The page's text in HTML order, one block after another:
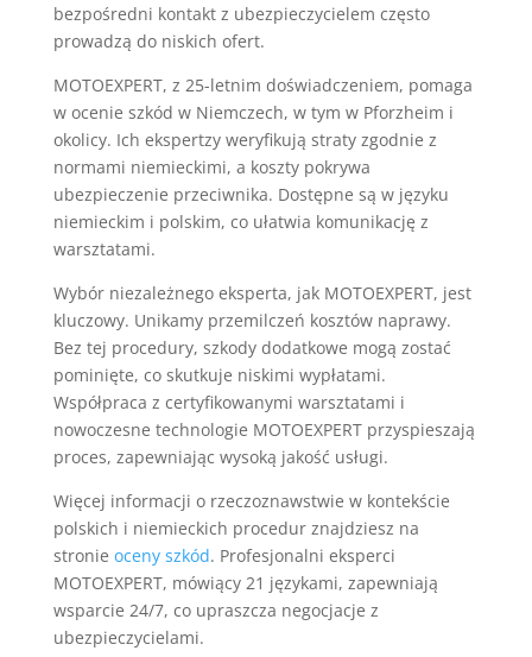
bezpośredni kontakt z ubezpieczycielem często
prowadzą do niskich ofert.
MOTOEXPERT, z 25-letnim doświadczeniem, pomaga
w ocenie szkód w Niemczech, w tym w Pforzheim i
okolicy. Ich ekspertzy weryfikują straty zgodnie z
normami niemieckimi, a koszty pokrywa
ubezpieczenie przeciwnika. Dostępne są w języku
niemieckim i polskim, co ułatwia komunikację z
warsztatami.
Wybór niezależnego eksperta, jak MOTOEXPERT, jest
kluczowy. Unikamy przemilczeń kosztów naprawy.
Bez tej procedury, szkody dodatkowe mogą zostać
pominięte, co skutkuje niskimi wypłatami.
Współpraca z certyfikowanymi warsztatami i
nowoczesne technologie MOTOEXPERT przyspieszają
proces, zapewniając wysoką jakość usługi.
Więcej informacji o rzeczoznawstwie w kontekście
polskich i niemieckich procedur znajdziesz na
stronie oceny szkód. Profesjonalni eksperci
MOTOEXPERT, mówiący 21 językami, zapewniają
wsparcie 24/7, co upraszcza negocjacje z
ubezpieczycielami.